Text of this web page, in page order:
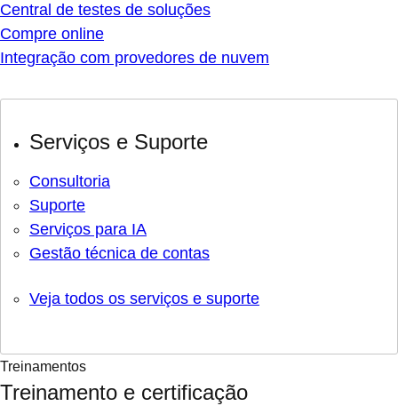
Central de testes de soluções
Compre online
Integração com provedores de nuvem
Serviços e Suporte
Consultoria
Suporte
Serviços para IA
Gestão técnica de contas
Veja todos os serviços e suporte
Treinamentos
Treinamento e certificação